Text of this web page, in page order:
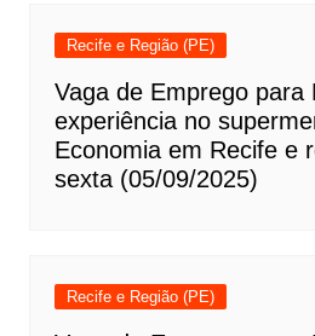
Recife e Região (PE)
Vaga de Emprego para
experiência no
Economia em Recife e
sexta (05/09/2025)
Recife e Região (PE)